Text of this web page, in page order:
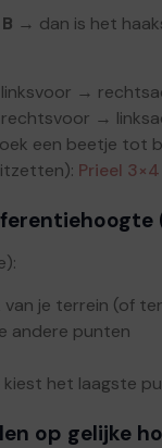
→ dan is het
→
→
een beetje tot
Prieel
je terrein (of
andere punten
het laagste
op gelijke